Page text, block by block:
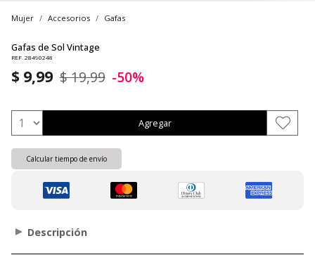
Mujer Accesorios Gafas
Gafas de Sol Vintage
REF. 28490248
$ 9,99 $ 19,99 -50%
Agregar
Calcular tiempo de envío
Descripción